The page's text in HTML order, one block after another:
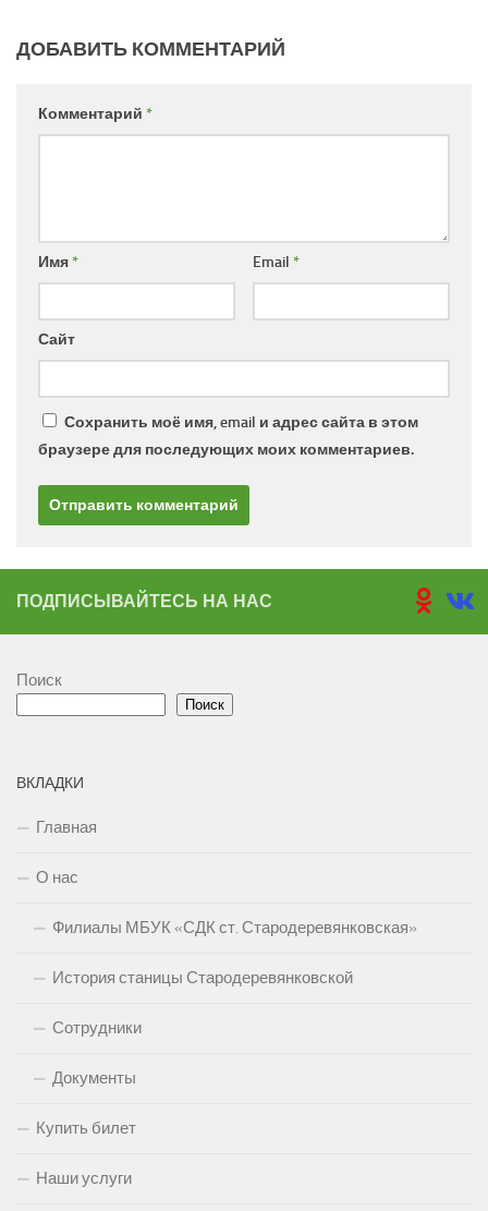
ДОБАВИТЬ КОММЕНТАРИЙ
Комментарий *
Имя* Email *
Сайт
Сохранить моё имя, email и адрес сайта в этом
браузере для последующих моих комментариев.
ПОДПИСЫВАЙТЕСЬ НА НАС
Поиск
Поиск
ВКЛАДКИ
Главная
О нас
Филиалы МБУК «СДК ст. Стародеревянковская»
История станицы Стародеревянковской
Сотрудники
Документы
Купить билет
Наши услуги